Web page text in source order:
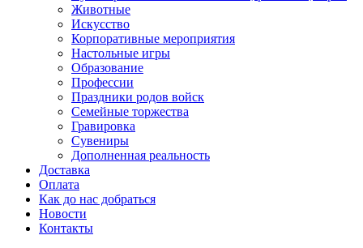
Животные
Искусство
Корпоративные мероприятия
Настольные игры
Образование
Профессии
Праздники родов войск
Семейные торжества
Гравировка
Сувениры
Дополненная реальность
Доставка
Оплата
Как до нас добраться
Новости
Контакты